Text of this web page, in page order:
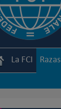
La FCI Razas